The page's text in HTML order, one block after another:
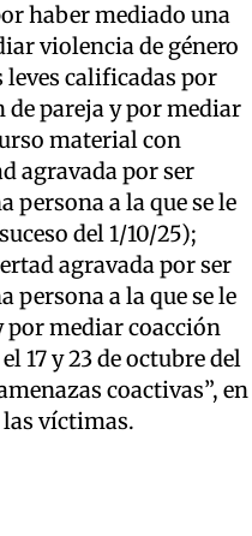
haber mediado una
violencia de género
leves calificadas por
pareja y por mediar
material con
agravada por ser
persona a la que se le
del 1/10/25);
agravada por ser
persona a la que se le
por mediar coacción
17 y 23 de octubre del
coactivas”, en
víctimas.